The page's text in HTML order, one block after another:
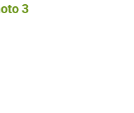
Photo 3, © Droits gérés